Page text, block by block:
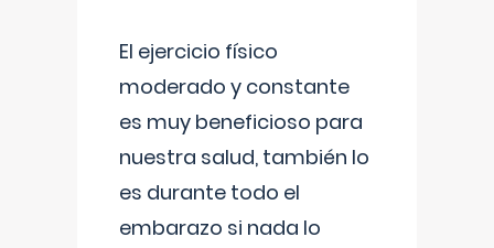
El ejercicio físico
moderado y constante
es muy beneficioso para
nuestra salud, también lo
es durante todo el
embarazo si nada lo